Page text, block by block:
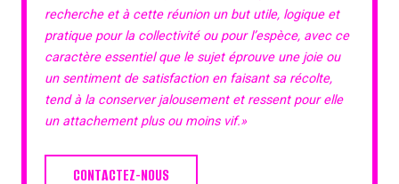
recherche et à cette réunion un but utile, logique et
pratique pour la collectivité ou pour l’espèce, avec ce
caractère essentiel que le sujet éprouve une joie ou
un sentiment de satisfaction en faisant sa récolte,
tend à la conserver jalousement et ressent pour elle
un attachement plus ou moins vif.»
CONTACTEZ-NOUS